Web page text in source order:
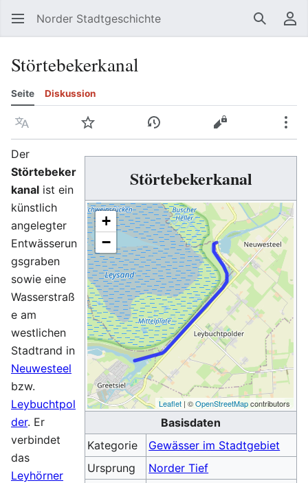
Norder Stadtgeschichte Suchen
Störtebekerkanal
Seite Diskussion
Sprache Beobachten Versionsgeschichte
Quelltext
Störtebekerkanal
+
−
Leaflet | ©OpenStreetMapcontributors
Basisdaten
Kategorie
Gewässer im Stadtgebiet
Ursprung
Norder Tief
Der
Störtebeker
kanal ist ein
künstlich
angelegter
Entwässerun
gsgraben
sowie eine
Wasserstraß
e am
westlichen
Stadtrand in
Neuwesteel
bzw.
Leybuchtpol
der. Er
verbindet
das
Leyhörner